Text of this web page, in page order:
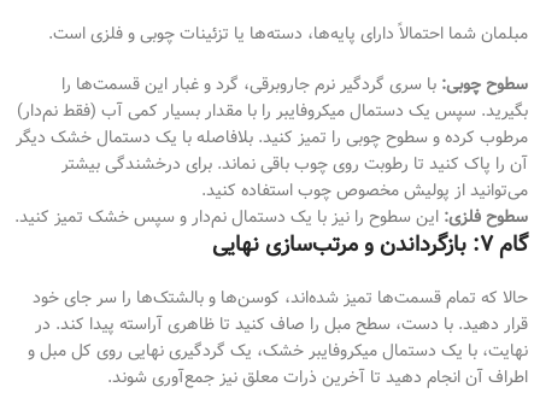
مبلمان شما احتمالاً دارای پایه‌ها، دسته‌ها یا تزئینات چوبی و فلزی است.
سطوح چوبی: با سری گردگیر نرم جاروبرقی، گرد و غبار این قسمت‌ها را
بگیرید. سپس یک دستمال میکروفایبر را با مقدار بسیار کمی آب (فقط نم‌دار)
مرطوب کرده و سطوح چوبی را تمیز کنید. بلافاصله با یک دستمال خشک دیگر
آن را پاک کنید تا رطوبت روی چوب باقی نماند. برای درخشندگی بیشتر
می‌توانید از پولیش مخصوص چوب استفاده کنید.
سطوح فلزی: این سطوح را نیز با یک دستمال نم‌دار و سپس خشک تمیز کنید.
گام ۷: بازگرداندن و مرتب‌سازی نهایی
حالا که تمام قسمت‌ها تمیز شده‌اند، کوسن‌ها و بالشتک‌ها را سر جای خود
قرار دهید. با دست، سطح مبل را صاف کنید تا ظاهری آراسته پیدا کند. در
نهایت، با یک دستمال میکروفایبر خشک، یک گردگیری نهایی روی کل مبل و
اطراف آن انجام دهید تا آخرین ذرات معلق نیز جمع‌آوری شوند.